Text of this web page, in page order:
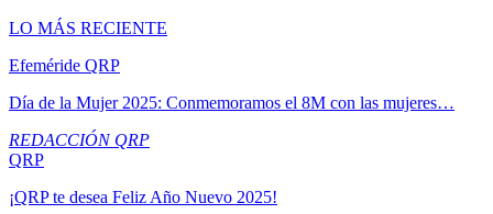
LO MÁS RECIENTE
Efeméride QRP
Día de la Mujer 2025: Conmemoramos el 8M con las mujeres…
REDACCIÓN QRP
QRP
¡QRP te desea Feliz Año Nuevo 2025!